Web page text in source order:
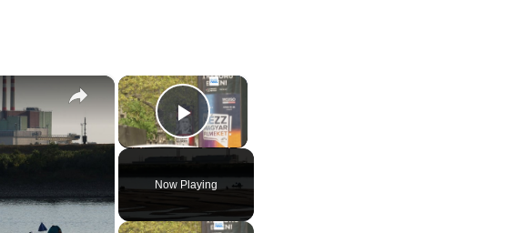
×
Play Video
Now Playing
×